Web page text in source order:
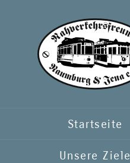
springen
Startseite
Unsere Ziele